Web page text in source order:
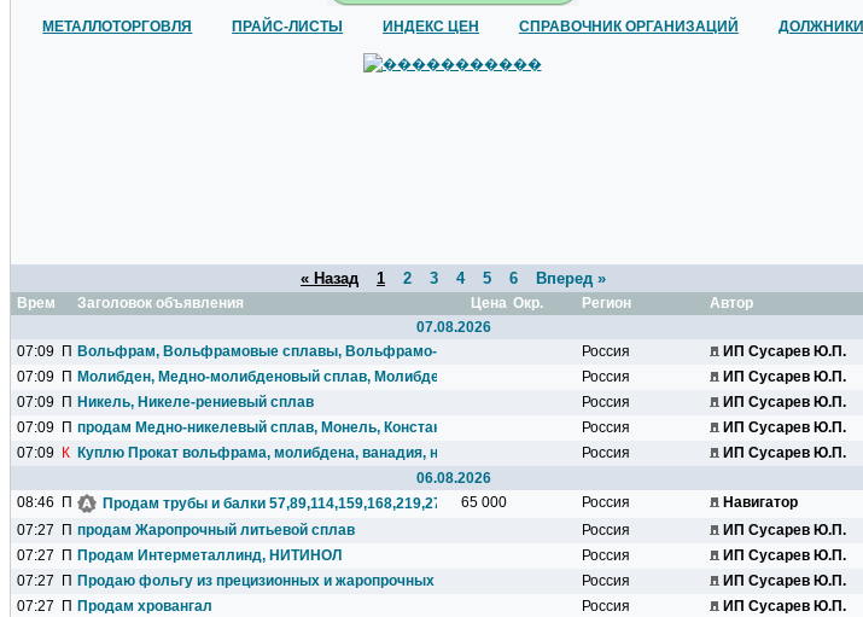
МЕТАЛЛОТОРГОВЛЯ ПРАЙС-ЛИСТЫ ИНДЕКС ЦЕН СПРАВОЧНИК ОРГАНИЗАЦИЙ ДОЛЖНИКИ
« Назад 1 2 3 4 5 6 Вперед »
Время Заголовок объявления Цена Окр. Регион
Автор
07.08.2026
07:09
П Вольфрам, Вольфрамовые сплавы, Вольфрамо-рениевые сплавы... Россия
ИП Сусарев Ю.П.
07:09 П Молибден, Медно-молибденовый сплав, Молибдено-рениевый сплав Россия
ИП Сусарев Ю.П.
07:09
П Никель, Никеле-рениевый сплав Россия
ИП Сусарев Ю.П.
07:09 П продам Медно-никелевый сплав, Монель, Константан. Россия
ИП Сусарев Ю.П.
07:09
К Куплю Прокат вольфрама, молибдена, ванадия, ниобия, тантала... Россия
ИП Сусарев Ю.П.
06.08.2026
08:46
П Продам трубы и балки 57,89,114,159,168,219,273,325,377,426...
65 000 Россия
Навигатор
07:27
П продам Жаропрочный литьевой сплав Россия
ИП Сусарев Ю.П.
07:27
П Продам Интерметаллинд, НИТИНОЛ Россия
ИП Сусарев Ю.П.
07:27
П Продаю фольгу из прецизионных и жаропрочных сплавов Россия
ИП Сусарев Ю.П.
07:27
П Продам хровангал Россия ИП Сусарев Ю.П.